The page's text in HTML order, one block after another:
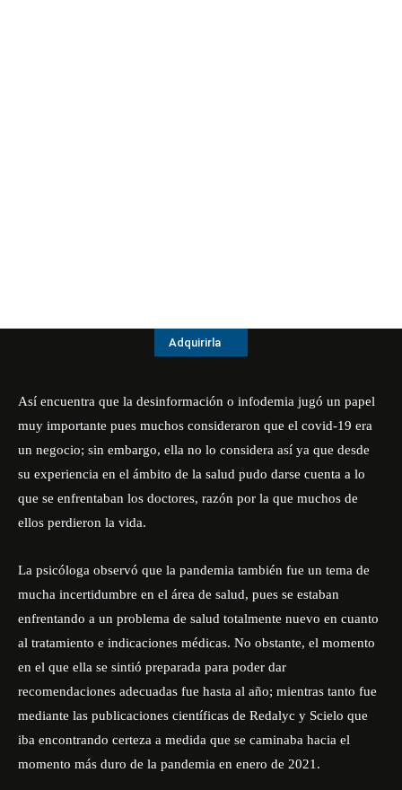
Adquirirla
Así encuentra que la desinformación o infodemia jugó un papel
muy importante pues muchos consideraron que el covid-19 era
un negocio; sin embargo, ella no lo considera así ya que desde
su experiencia en el ámbito de la salud pudo darse cuenta a lo
que se enfrentaban los doctores, razón por la que muchos de
ellos perdieron la vida.
La psicóloga observó que la pandemia también fue un tema de
mucha incertidumbre en el área de salud, pues se estaban
enfrentando a un problema de salud totalmente nuevo en cuanto
al tratamiento e indicaciones médicas. No obstante, el momento
en el que ella se sintió preparada para poder dar
recomendaciones adecuadas fue hasta al año; mientras tanto fue
mediante las publicaciones científicas de Redalyc y Scielo que
iba encontrando certeza a medida que se caminaba hacia el
momento más duro de la pandemia en enero de 2021.